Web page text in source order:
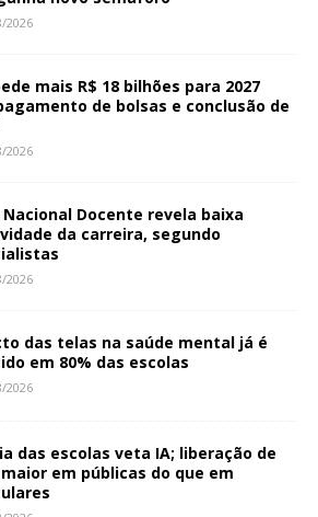
2026
mais R$ 18 bilhões para 2027
de bolsas e conclusão de
2026
Nacional Docente revela baixa
da carreira, segundo
2026
das telas na saúde mental já é
em 80% das escolas
2026
das escolas veta IA; liberação de
em públicas do que em